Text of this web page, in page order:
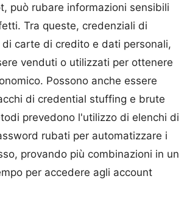
può rubare informazioni sensibili
Tra queste, credenziali di
di carte di credito e dati personali,
venduti o utilizzati per ottenere
Possono anche essere
di credential stuffing e brute
prevedono l'utilizzo di elenchi di
rubati per automatizzare i
provando più combinazioni in un
per accedere agli account